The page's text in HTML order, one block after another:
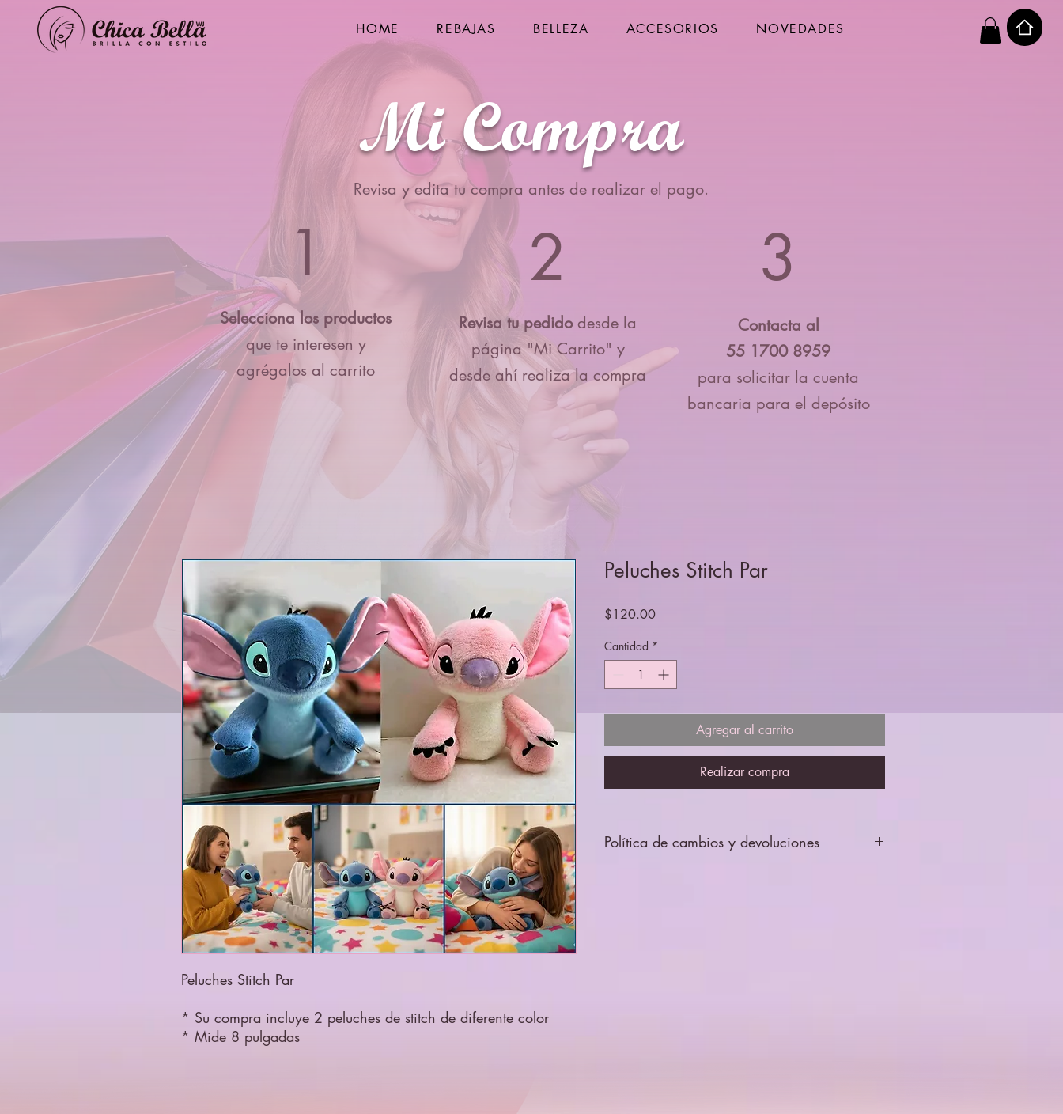
HOME REBAJAS BELLEZA ACCESORIOS NOVEDADES
Mi Compra
Revisa y edita tu compra antes de realizar el pago.
1
Selecciona los productos
que te interesen y
agrégalos al carrito
2
Revisa tu pedidodesde la
página "Mi Carrito" y
desde ahí realiza la compra
3
Contacta al
55 1700 8959
para solicitar la cuenta
bancaria para el depósito
Peluches Stitch Par
* Su compra incluye 2 peluches de stitch de diferente color
* Mide 8 pulgadas
Peluches Stitch Par
$120.00Precio
Cantidad *
Agregar al carrito
Realizar compra
Política de cambios y devoluciones